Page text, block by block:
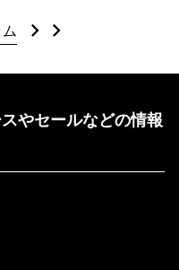
やセールなどの情報